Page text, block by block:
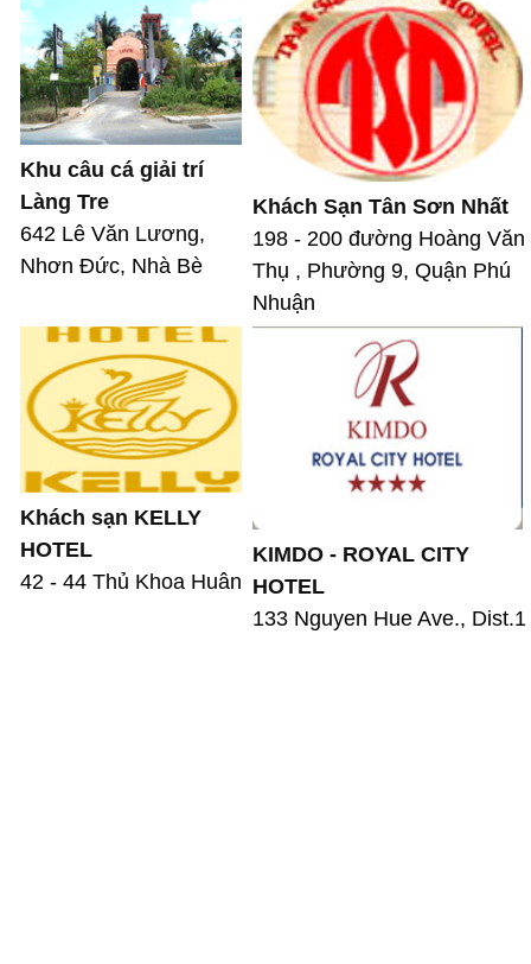
Khu câu cá giải trí
Làng Tre
642 Lê Văn Lương,
Nhơn Đức, Nhà Bè
Khách Sạn Tân Sơn Nhất
198 - 200 đường Hoàng Văn
Thụ , Phường 9, Quận Phú
Nhuận
Khách sạn KELLY
HOTEL
42 - 44 Thủ Khoa Huân
KIMDO - ROYAL CITY
HOTEL
133 Nguyen Hue Ave., Dist.1